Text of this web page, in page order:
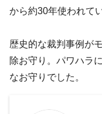
から約30年使われて
歴史的な裁判事例が
除お守り。パワハラ
なお守りでした。